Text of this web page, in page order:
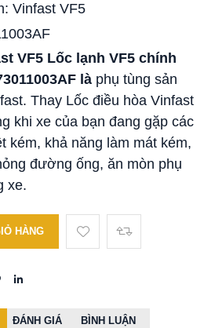
Vinfast VF5
VF5 Lốc lạnh VF5 chính
là phụ tùng sản
Thay Lốc điều hòa Vinfast
khi xe của bạn đang gặp các
kém, khả năng làm mát kém,
đường ống, ăn mòn phụ
xe.
HÀNG
ĐÁNH GIÁ BÌNH LUẬN